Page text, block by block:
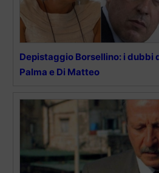
Depistaggio Borsellino: i dubbi
Palma e Di Matteo